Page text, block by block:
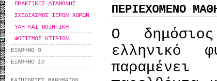
ΠΡΑΚΤΙΚΕΣ ΔΙΑΜΟΝΗΣ
ΣΧΕΔΙΑΣΜΟΣ ΙΕΡΩΝ ΧΩΡΩΝ
ΥΛΗ ΚΑΙ ΠΟΙΗΤΙΚΗ
ΦΩΤΙΣΜΟΣ ΚΤΙΡΙΩΝ
ΕΞΑΜΗΝΟ 9
ΕΞΑΜΗΝΟ 10
ΠΕΡΙΕΧΟΜΕΝΟ
Ο
ελληνικό